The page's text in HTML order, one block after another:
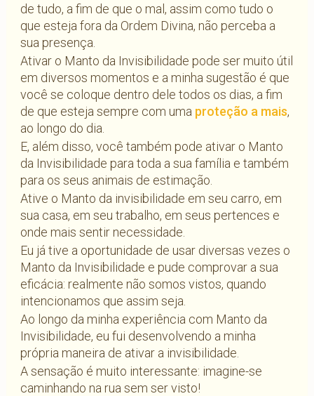
de tudo, a fim de que o mal, assim como tudo o
que esteja fora da Ordem Divina, não perceba a
sua presença.
Ativar o Manto da Invisibilidade pode ser muito útil
em diversos momentos e a minha sugestão é que
você se coloque dentro dele todos os dias, a fim
de que esteja sempre com uma proteção a mais,
ao longo do dia.
E, além disso, você também pode ativar o Manto
da Invisibilidade para toda a sua família e também
para os seus animais de estimação.
Ative o Manto da invisibilidade em seu carro, em
sua casa, em seu trabalho, em seus pertences e
onde mais sentir necessidade.
Eu já tive a oportunidade de usar diversas vezes o
Manto da Invisibilidade e pude comprovar a sua
eficácia: realmente não somos vistos, quando
intencionamos que assim seja.
Ao longo da minha experiência com Manto da
Invisibilidade, eu fui desenvolvendo a minha
própria maneira de ativar a invisibilidade.
A sensação é muito interessante: imagine-se
caminhando na rua sem ser visto!